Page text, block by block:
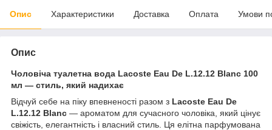
Опис Характеристики Доставка Оплата Умови
Опис
Чоловіча туалетна вода Lacoste Eau De L.12.12 Blanc 100
мл — стиль, який надихає
Відчуй себе на піку впевненості разом з Lacoste Eau De
L.12.12 Blanc — ароматом для сучасного чоловіка, який цінує
свіжість, елегантність і власний стиль. Ця елітна парфумована